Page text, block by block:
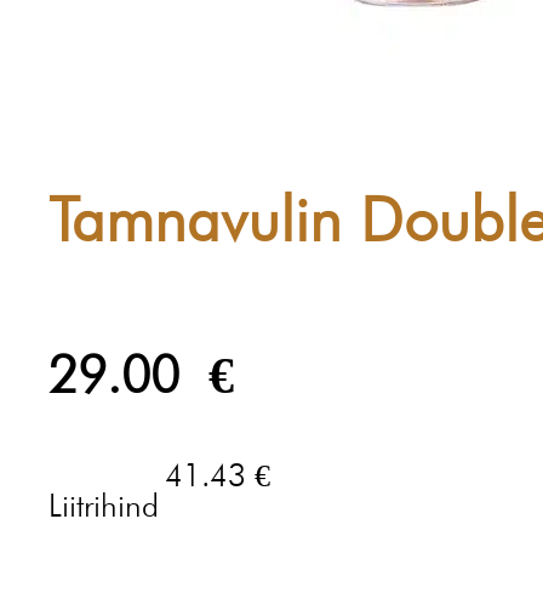
Tamnavulin
29.00 €
Liitrihind
41.43 €